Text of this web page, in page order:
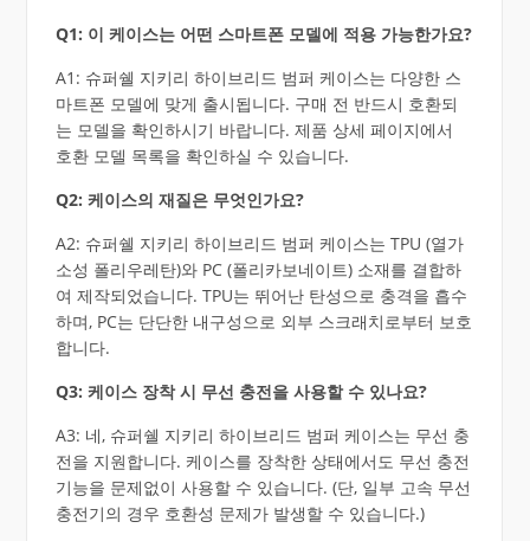
Q1: 이 케이스는 어떤 스마트폰 모델에 적용 가능한가요?
A1: 슈퍼쉘 지키리 하이브리드 범퍼 케이스는 다양한 스
마트폰 모델에 맞게 출시됩니다. 구매 전 반드시 호환되
는 모델을 확인하시기 바랍니다. 제품 상세 페이지에서
호환 모델 목록을 확인하실 수 있습니다.
Q2: 케이스의 재질은 무엇인가요?
A2: 슈퍼쉘 지키리 하이브리드 범퍼 케이스는 TPU (열가
소성 폴리우레탄)와 PC (폴리카보네이트) 소재를 결합하
여 제작되었습니다. TPU는 뛰어난 탄성으로 충격을 흡수
하며, PC는 단단한 내구성으로 외부 스크래치로부터 보호
합니다.
Q3: 케이스 장착 시 무선 충전을 사용할 수 있나요?
A3: 네, 슈퍼쉘 지키리 하이브리드 범퍼 케이스는 무선 충
전을 지원합니다. 케이스를 장착한 상태에서도 무선 충전
기능을 문제없이 사용할 수 있습니다. (단, 일부 고속 무선
충전기의 경우 호환성 문제가 발생할 수 있습니다.)